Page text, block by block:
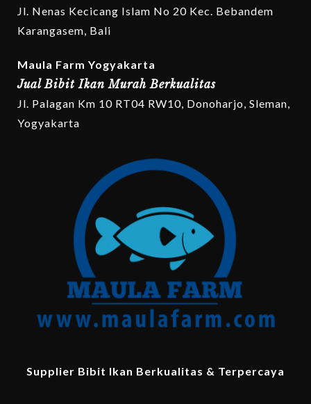
Jl. Nenas Kecicang Islam No 20 Kec. Bebandem
Karangasem, Bali
Maula Farm Yogyakarta
Jual Bibit Ikan Murah Berkualitas
Jl. Palagan Km 10 RT04 RW10, Donoharjo, Sleman,
Yogyakarta
Supplier Bibit Ikan Berkualitas & Terpercaya